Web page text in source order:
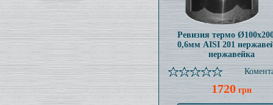
Ревизия термо
0,6мм AISI 201
нержавейка
1720грн